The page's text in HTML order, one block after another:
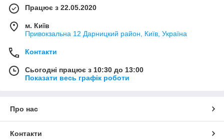
Працює з 22.05.2020
м. Київ
Привокзальна 12 Дарницкий район, Київ, Україна
Контакти
Сьогодні працює з 10:30 до 13:00
Показати весь графік роботи
Про нас
Контакти